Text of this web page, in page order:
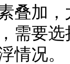
叠加
需要
情况。